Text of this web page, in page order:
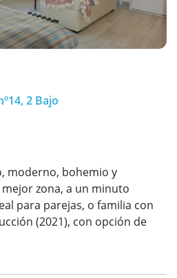
2 Bajo
moderno, bohemio y
zona, a un minuto
para parejas, o familia con
(2021), con opción de